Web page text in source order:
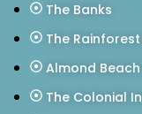
The Banks
The
Almond
The Colonial